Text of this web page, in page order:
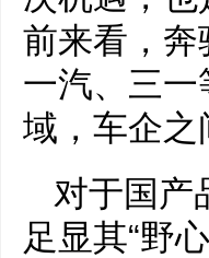
前来看，
一汽、三
域，车企
对于国产
足显其“野